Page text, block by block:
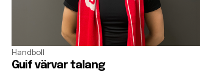
Handboll
Guif värvar talang